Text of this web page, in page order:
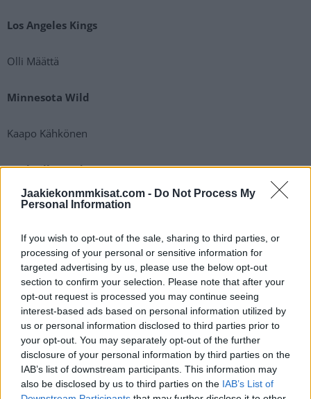
Jaakiekonmmkisat.com - Do Not Process My
Personal Information
If you wish to opt-out of the sale, sharing to third parties, or
processing of your personal or sensitive information for
targeted advertising by us, please use the below opt-out
section to confirm your selection. Please note that after your
opt-out request is processed you may continue seeing
interest-based ads based on personal information utilized by
us or personal information disclosed to third parties prior to
your opt-out. You may separately opt-out of the further
disclosure of your personal information by third parties on the
IAB’s list of downstream participants. This information may
also be disclosed by us to third parties on the IAB’s List of
Los Angeles Kings
Olli Määttä
Minnesota Wild
Kaapo Kähkönen
Nashville Predators
Mikael Granlund
Kasimir Kaskisuo
Pekka Rinne (ilmoittanut lopettavansa)
New York Islanders
Otto Koivula
Leo Komarov
Pittsburgh Penguins